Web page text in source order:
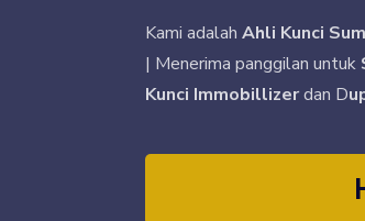
Kami adalah Ahli Kunci
| Menerima panggilan untuk
Kunci Immobillizerdan D